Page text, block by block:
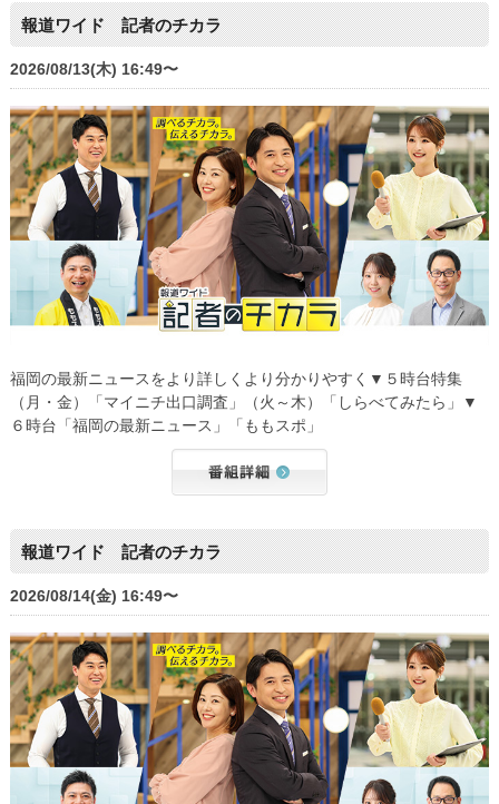
報道ワイド 記者のチカラ
2026/08/13(木) 16:49〜
福岡の最新ニュースをより詳しくより分かりやすく▼５時台特集
（月・金）「マイニチ出口調査」（火～木）「しらべてみたら」▼
６時台「福岡の最新ニュース」「ももスポ」
報道ワイド 記者のチカラ
2026/08/14(金) 16:49〜